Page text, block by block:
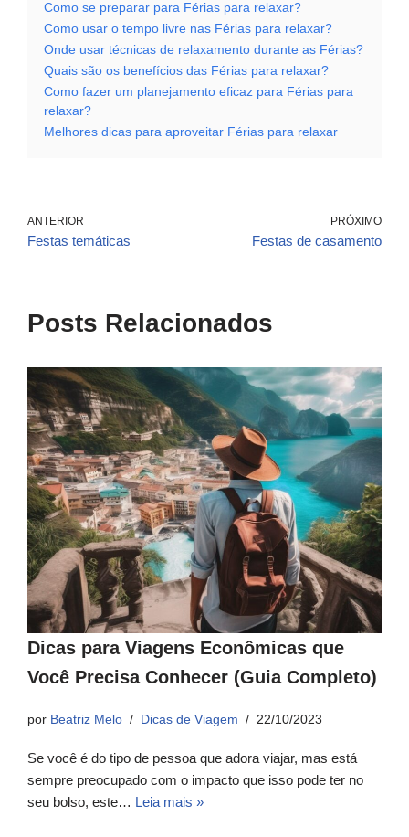
Como se preparar para Férias para relaxar?
Como usar o tempo livre nas Férias para relaxar?
Onde usar técnicas de relaxamento durante as Férias?
Quais são os benefícios das Férias para relaxar?
Como fazer um planejamento eficaz para Férias para
relaxar?
Melhores dicas para aproveitar Férias para relaxar
ANTERIOR
Festas temáticas
PRÓXIMO
Festas de casamento
Posts Relacionados
Dicas para Viagens Econômicas que
Você Precisa Conhecer (Guia Completo)
por Beatriz Melo Dicas de Viagem 22/10/2023
Se você é do tipo de pessoa que adora viajar, mas está
sempre preocupado com o impacto que isso pode ter no
seu bolso, este… Leia mais »